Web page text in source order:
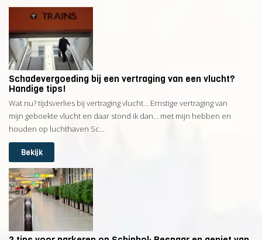
Schadevergoeding bij een vertraging van een vlucht?
Handige tips!
Wat nu? tijdsverlies bij vertraging vlucht… Ernstige vertraging van
mijn geboekte vlucht en daar stond ik dan… met mijn hebben en
houden op luchthaven Sc...
Bekijk